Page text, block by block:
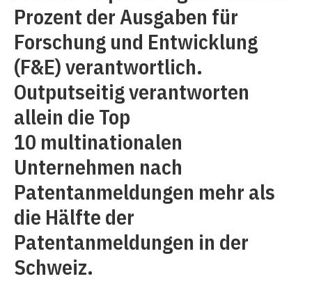
Prozent der Ausgaben für
Forschung und Entwicklung
(F&E) verantwortlich.
Outputseitig verantworten
allein die Top
10 multinationalen
Unternehmen nach
Patentanmeldungen mehr als
die Hälfte der
Patentanmeldungen in der
Schweiz.